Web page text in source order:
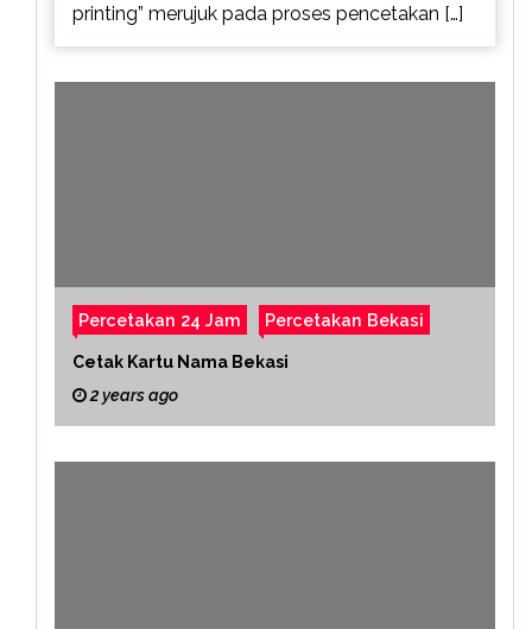
printing” merujuk pada proses pencetakan […]
Percetakan 24 Jam Percetakan Bekasi
Cetak Kartu Nama Bekasi
2 years ago